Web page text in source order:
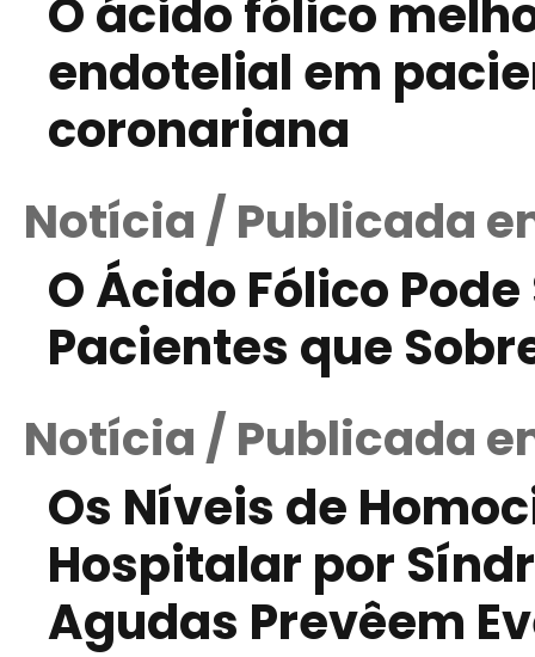
O ácido fólico
endotelial em
coronariana
Notícia / Publicada
O Ácido Fólico
Pacientes que
Notícia / Publicada
Os Níveis de
Hospitalar por
Agudas Prevêem